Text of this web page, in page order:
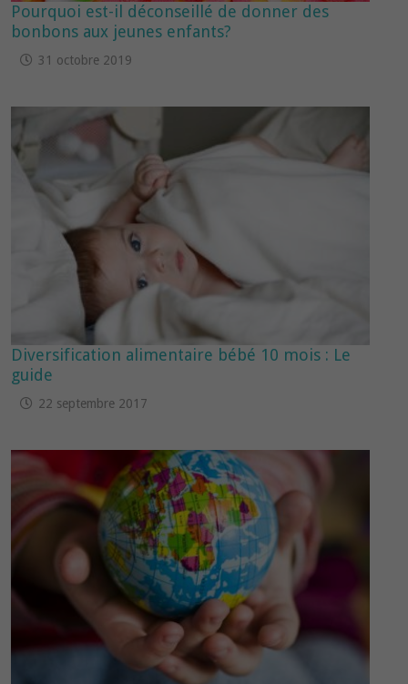
Pourquoi est-il déconseillé de donner des
bonbons aux jeunes enfants?
31 octobre 2019
Diversification alimentaire bébé 10 mois : Le
guide
22 septembre 2017